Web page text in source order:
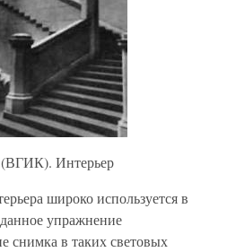
Интерьер
широко используется в
упражнение
снимка в таких световых